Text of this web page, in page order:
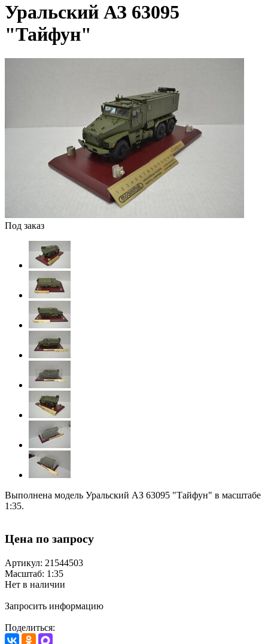
Уральский АЗ 63095
"Тайфун"
Под заказ
Выполнена модель Уральский АЗ 63095 "Тайфун" в масштабе
1:35.
Цена по запросу
Артикул: 21544503
Масштаб: 1:35
Нет в наличии
Запросить информацию
Поделиться: